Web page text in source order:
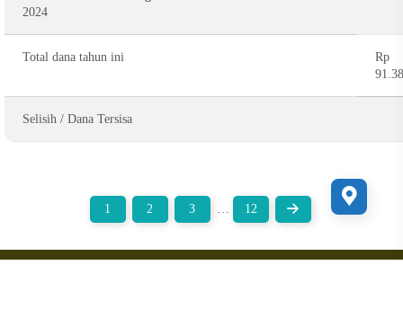
2024
Total dana tahun ini
Rp
Selisih / Dana Tersisa
1 2 3 … 12